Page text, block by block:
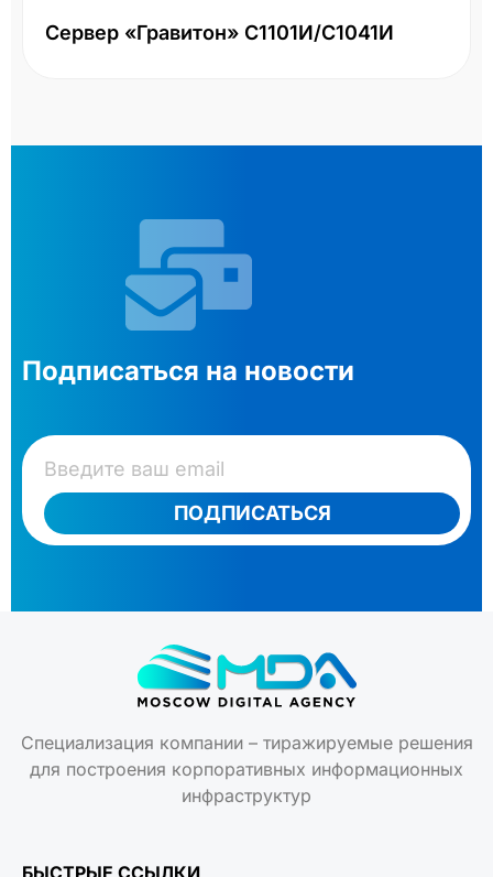
Сервер «Гравитон» С1101И/С1041И
Подписаться на новости
ПОДПИСАТЬСЯ
Специализация компании – тиражируемые решения
для построения корпоративных информационных
инфраструктур